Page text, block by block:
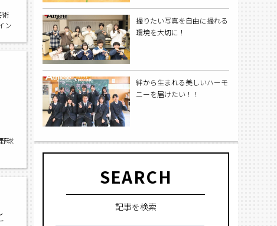
ン
球
撮りたい写真を自由に撮れる
環境を大切に！
絆から生まれる美しいハーモ
ニーを届けたい！！
SEARCH
記事を検索